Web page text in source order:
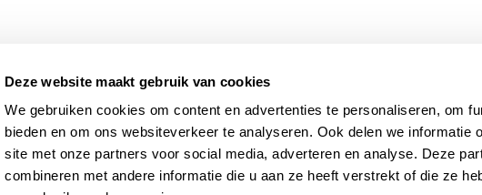
Deze website maakt gebruik van cookies
We gebruiken cookies om content en advertenties te personaliseren, om
bieden en om ons websiteverkeer te analyseren. Ook delen we informatie
site met onze partners voor social media, adverteren en analyse. Deze
combineren met andere informatie die u aan ze heeft verstrekt of die ze